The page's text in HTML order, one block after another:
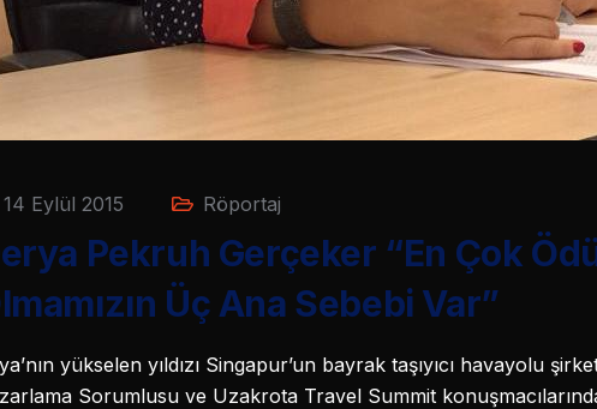
14 Eylül 2015 Röportaj
Pekruh Gerçeker “En Çok
Üç Ana Sebebi Var”
yükselen yıldızı Singapur’un bayrak taşıyıcı havayolu
Sorumlusu ve Uzakrota Travel Summit